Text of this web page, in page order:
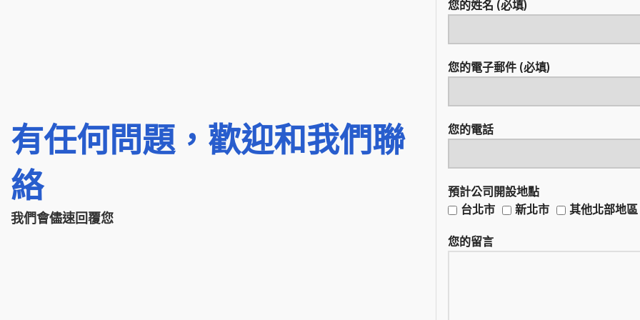
有任何問題，歡迎和我們聯
絡
我們會儘速回覆您
您的姓名 (必填)
您的電子郵件 (必填)
您的電話
預計公司開設地點
台北市
新北市 其他北部地區
您的留言